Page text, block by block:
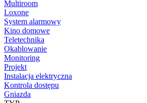
Multiroom
Loxone
System alarmowy
Kino domowe
Teletechnika
Okablowanie
Monitoring
Projekt
Instalacja elektryczna
Kontrola dostępu
Gniazda